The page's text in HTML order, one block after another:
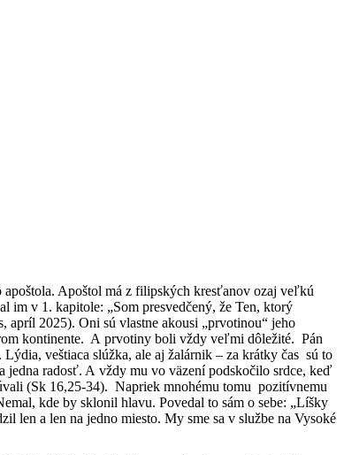
Apoštol má z filipských kresťanov ozaj veľkú
im v 1. kapitole: „Som presvedčený, že Ten, ktorý
apríl 2025). Oni sú vlastne akousi „prvotinou“ jeho
kontinente. A prvotiny boli vždy veľmi dôležité. Pán
veštiaca slúžka, ale aj žalárnik – za krátky čas sú to
radosť. A vždy mu vo väzení podskočilo srdce, keď
(Sk 16,25-34). Napriek mnohému tomu pozitívnemu
kde by sklonil hlavu. Povedal to sám o sebe: „Líšky
len a len na jedno miesto. My sme sa v službe na Vysoké